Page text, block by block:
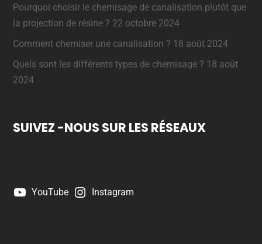
Pourquoi choisir le chemisage de canalisation plutôt que
la projection de résine ? 22 octobre 2024
Comment chemiser une canalisation ? 18 août 2024
Quels sont les différents types de chemisage ? 18 août
2024
SUIVEZ -NOUS SUR LES RÉSEAUX
YouTube Instagram